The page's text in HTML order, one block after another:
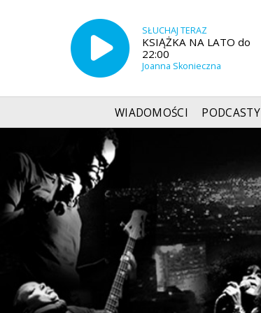
SŁUCHAJ TERAZ
KSIĄŻKA NA LATO do
22:00
Joanna Skonieczna
WIADOMOŚCI PODCASTY